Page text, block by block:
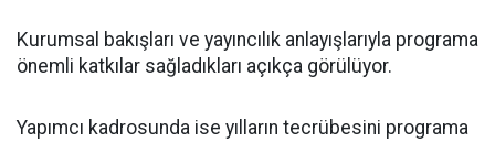
Kurumsal bakışları ve yayıncılık anlayışlarıyla programa
önemli katkılar sağladıkları açıkça görülüyor.
Yapımcı kadrosunda ise yılların tecrübesini programa